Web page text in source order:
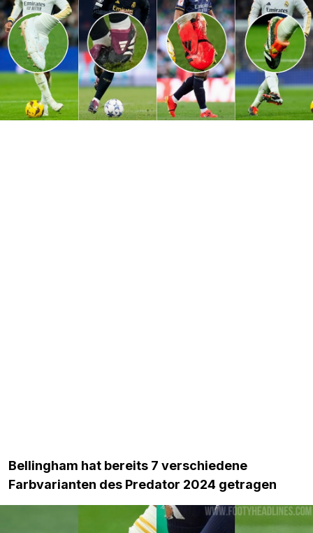
Bellingham hat bereits 7 verschiedene
Farbvarianten des Predator 2024 getragen